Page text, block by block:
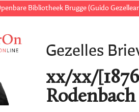
Bibliotheek Brugge (Guido
Gezelles
xx/xx/